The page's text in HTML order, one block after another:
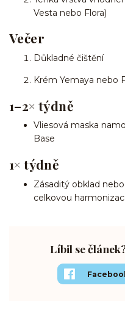
Vesta nebo Flora)
Večer
Důkladné čištění
Krém Yemaya nebo
1–2× týdně
Vliesová maska
Base
1× týdně
Zásaditý obklad
celkovou harmonizaci
Líbil se